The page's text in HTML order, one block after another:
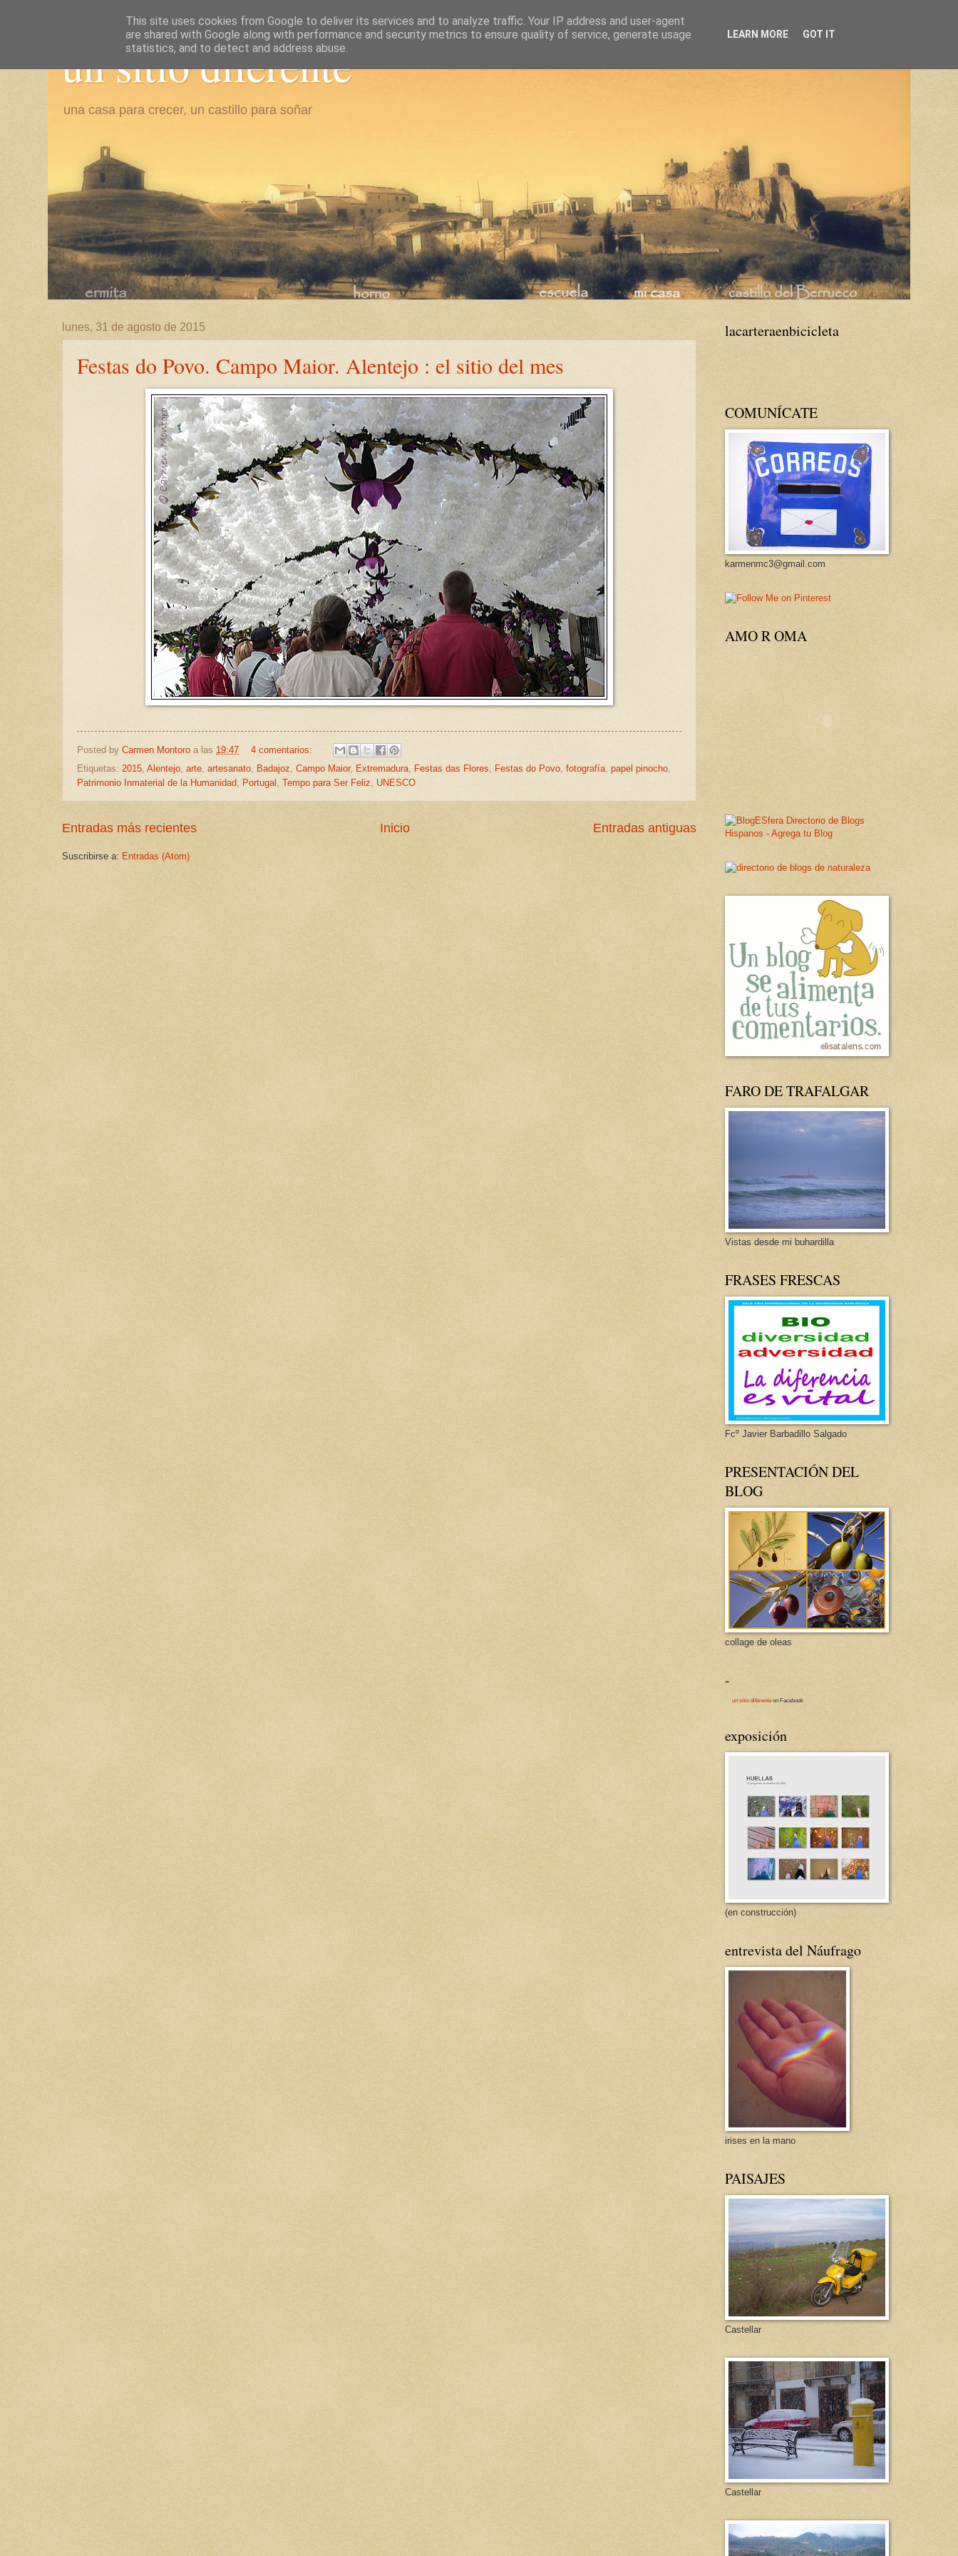
un sitio diferente
una casa para crecer, un castillo para soñar
lunes, 31 de agosto de 2015
Festas do Povo. Campo Maior. Alentejo : el sitio del mes
Posted by Carmen Montoro a las 19:47
4 comentarios:
Etiquetas: 2015, Alentejo, arte, artesanato, Badajoz, Campo Maior, Extremadura, Festas das Flores, Festas do Povo, fotografía, papel pinocho,
Patrimonio Inmaterial de la Humanidad, Portugal , Tempo para Ser Feliz, UNESCO
Entradas más recientes Entradas antiguas
Inicio
Suscribirse a: Entradas (Atom)
lacarteraenbicicleta
COMUNÍCATE
karmenmc3@gmail.com
AMO R OMA
FARO DE TRAFALGAR
Vistas desde mi buhardilla
FRASES FRESCAS
Fcº Javier Barbadillo Salgado
PRESENTACIÓN DEL
BLOG
collage de oleas
-
un sitio diferente on Facebook
exposición
(en construcción)
entrevista del Náufrago
irises en la mano
PAISAJES
Castellar
Castellar
This site uses cookies from Google to deliver its services and to analyze traffic. Your IP address and user-agent
are shared with Google along with performance and security metrics to ensure quality of service, generate usage
statistics, and to detect and address abuse.
LEARN MORE GOT IT